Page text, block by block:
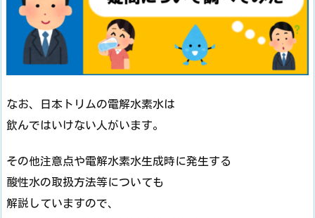
なお、日本トリムの電解水素水は
飲んではいけない人がいます。
その他注意点や電解水素水生成時に発生する
酸性水の取扱方法等についても
解説していますので、